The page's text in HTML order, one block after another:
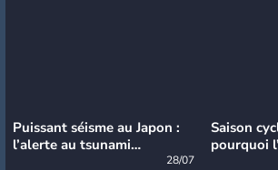
Puissant séisme au Japon :
l’alerte au tsunami
28/07
Saison
pourquoi